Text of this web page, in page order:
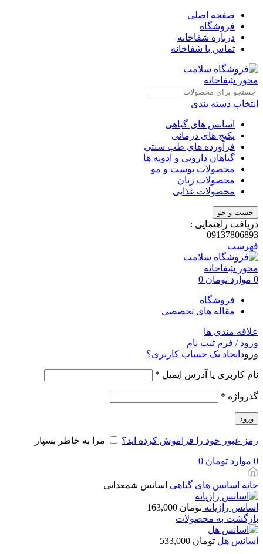
صفحه اصلی
فروشگاه
درباره شفاخانه
تماس با شفاخانه
انتخاب دسته بندی
اسانس های گیاهی
پکیج های درمانی
فرآورده های طب سنتی
گیاهان دارویی و ادویه ها
محصولات پوست و مو
محصولات زنان
محصولات غذایی
جست و جو
دریافت راهنمایی :
09137806893
فهرست
0 موارد تومان
فروشگاه
مقاله های تخصصی
علاقه مندی ها
ورود / فرم ثبت نام
ورود ایجاد یک حساب کاربری؟
نام کاربری یا آدرس ایمیل *
گذرواژه *
ورود
رمز عبور خود را فراموش کرده اید؟ مرا به خاطر بسپار
0 موارد تومان
خانه اسانس های گیاهی اسانس شمعدانی
اسانس رازیانه تومان
بازگشت به محصولات
اسانس هل تومان